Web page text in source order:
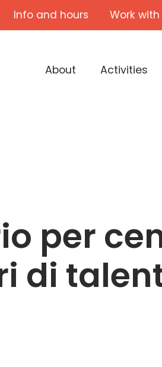
Info and hours Work with
About Activities
per
di